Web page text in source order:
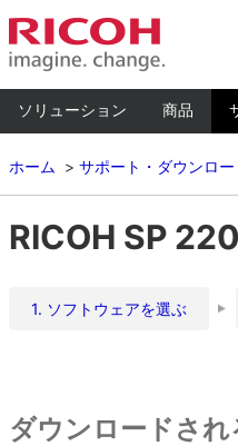
ソリューション 商品
ホーム サポート・ダウンロー
RICOH SP
1. ソフトウェアを選ぶ
ダウンロードさ